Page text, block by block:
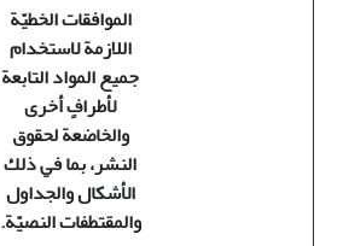
الموافقات الخطيّة
اللازمة لاستخدام
جميع المواد التابعة
لأطرافٍ أخرى
والخاضعة لحقوق
النشر، بما في ذلك
الأشكال والجداول
والمقتطفات النصيّة.